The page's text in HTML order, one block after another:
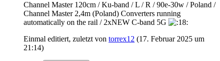
Channel Master 120cm / Ku-band / L / R / 90e-30w / Poland /
Channel Master 2,4m (Poland) Converters running
automatically on the rail / 2xNEW C-band 5G
Einmal editiert, zuletzt von torrex12 (17. Februar 2025 um
21:14)